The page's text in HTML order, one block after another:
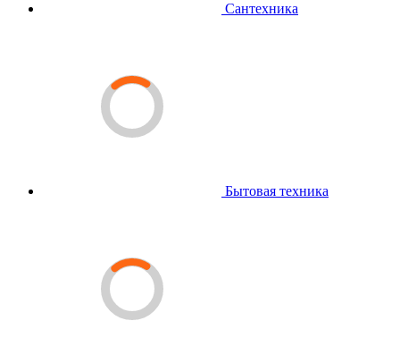
Сантехника
Бытовая техника